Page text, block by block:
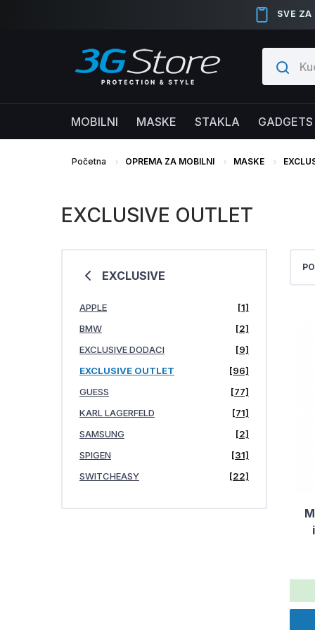
SVE
MOBILNI MASKE STAKLA GADGETS
Početna OPREMA ZA MOBILNI MASKE
EXCLUSIVE OUTLET
EXCLUSIVE
APPLE
[1]
BMW
[2]
EXCLUSIVE DODACI
[9]
EXCLUSIVE OUTLET
[96]
GUESS
[77]
KARL LAGERFELD
[71]
SAMSUNG
[2]
SPIGEN
[31]
SWITCHEASY
[22]